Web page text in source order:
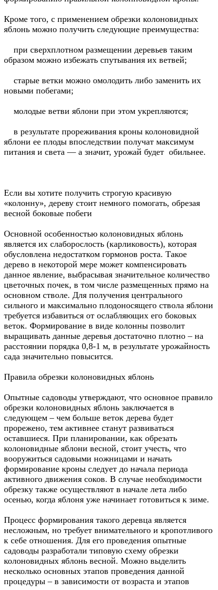
Кроме того, с применением обрезки колоновидных
яблонь можно получить следующие преимущества:
при сверхплотном размещении деревьев таким
образом можно избежать спутывания их ветвей;
старые ветки можно омолодить либо заменить их
новыми побегами;
молодые ветви яблони при этом укрепляются;
в результате прореживания кроны колоновидной
яблони ее плоды впоследствии получат максимум
питания и света — а значит, урожай будет обильнее.
Если вы хотите получить строгую красивую
«колонну», дереву стоит немного помогать, обрезая
весной боковые побеги
Основной особенностью колоновидных яблонь
является их слаборослость (карликовость), которая
обусловлена недостатком гормонов роста. Такое
дерево в некоторой мере может компенсировать
данное явление, выбрасывая значительное количество
цветочных почек, в том числе размещенных прямо на
основном стволе. Для получения центрального
сильного и максимально плодоносящего ствола яблони
требуется избавиться от ослабляющих его боковых
веток. Формирование в виде колонны позволит
выращивать данные деревья достаточно плотно – на
расстоянии порядка 0,8-1 м, в результате урожайность
сада значительно повысится.
Правила обрезки колоновидных яблонь
Опытные садоводы утверждают, что основное правило
обрезки колоновидных яблонь заключается в
следующем – чем больше веток дерева будет
прорежено, тем активнее станут развиваться
оставшиеся. При планировании, как обрезать
колоновидные яблони весной, стоит учесть, что
вооружиться садовыми ножницами и начать
формирование кроны следует до начала периода
активного движения соков. В случае необходимости
обрезку также осуществляют в начале лета либо
осенью, когда яблоня уже начинает готовиться к зиме.
Процесс формирования такого деревца является
несложным, но требует внимательного и кропотливого
к себе отношения. Для его проведения опытные
садоводы разработали типовую схему обрезки
колоновидных яблонь весной. Можно выделить
несколько основных этапов проведения данной
процедуры – в зависимости от возраста и этапов